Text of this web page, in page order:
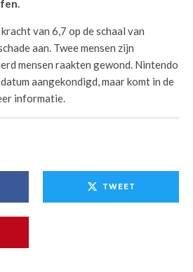
van 6,7 op de schaal van
aan. Twee mensen zijn
mensen raakten gewond. Nintendo
aangekondigd, maar komt in de
informatie.
TWEET